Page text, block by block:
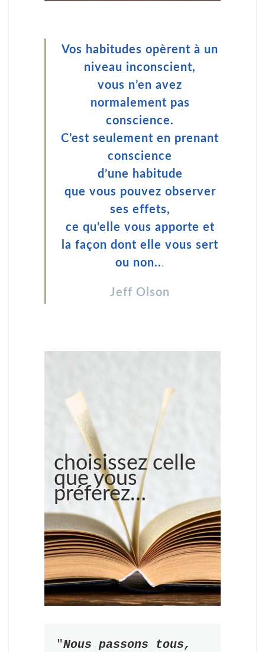
Vos habitudes opèrent à un
niveau inconscient,
vous n’en avez
normalement pas
conscience.
C’est seulement en prenant
conscience
d’une habitude
que vous pouvez observer
ses effets,
ce qu’elle vous apporte et
la façon dont elle vous sert
ou non...
Jeff Olson
choisissez celle
que vous
préférez…
"Nous passons tous,